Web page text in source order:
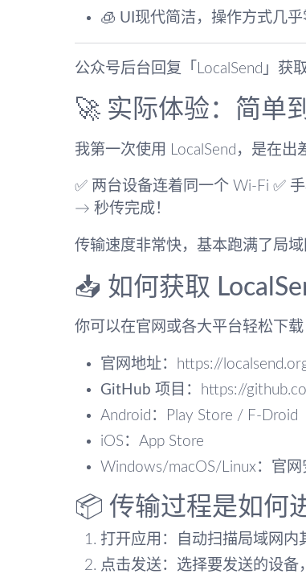
🧊 UI现代简洁 ，操作方式几乎
公众号后台回复「LocalSend」获
🚀 实际体验：简单
我第一次使用 LocalSend，是在出
✅ 两台设备连着同一个 Wi-Fi ✅
→ 秒传完成！
传输速度非常快，基本跑满了局
📥 如何获取
你可以在官网或各大平台轻松下载
官网地址：https://
GitHub 项目 ：https://
Android：Play Store / F-Droid
iOS：App Store
Windows/macOS/Linux：官
📦 传输过程是如何
打开应用 ：自动扫描局域网内
点击发送 ：选择要发送的设备